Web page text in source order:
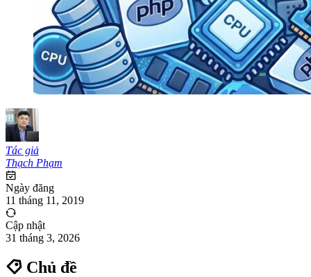
Tác giả
Thạch Phạm
Ngày đăng
11 tháng 11, 2019
Cập nhật
31 tháng 3, 2026
Chủ đề